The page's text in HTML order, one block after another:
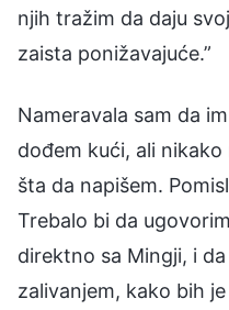
njih tražim da daju
zaista ponižavajuće.”
Nameravala sam da
dođem kući, ali
šta da napišem.
Trebalo bi da
direktno sa Mingji, i
zalivanjem, kako bih